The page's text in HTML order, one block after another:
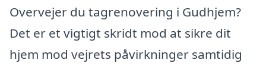
Overvejer du tagrenovering i Gudhjem?
Det er et vigtigt skridt mod at sikre dit
hjem mod vejrets påvirkninger samtidig